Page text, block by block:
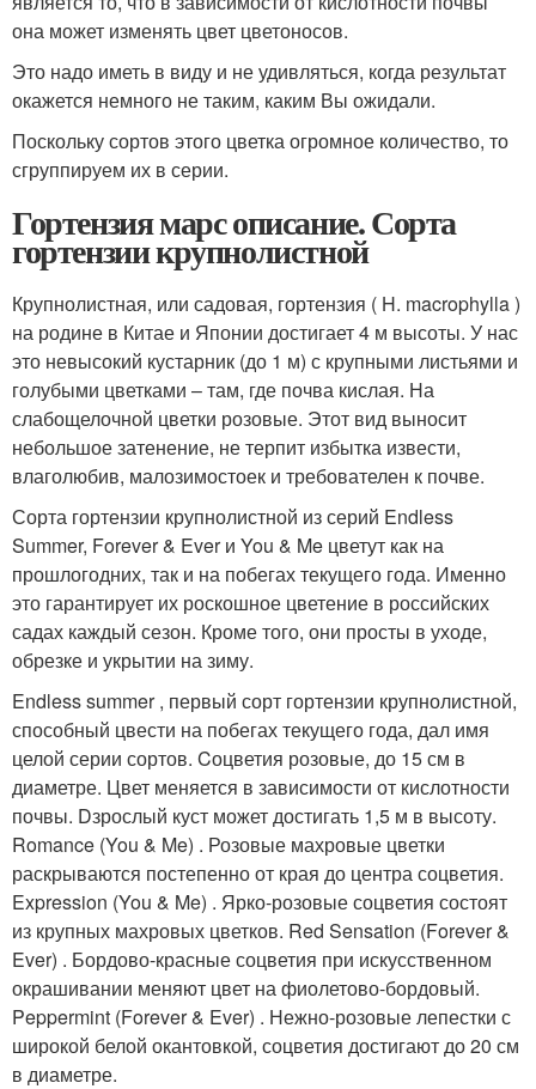
она может изменять цвет цветоносов.
Это надо иметь в виду и не удивляться, когда результат
окажется немного не таким, каким Вы ожидали.
Поскольку сортов этого цветка огромное количество, то
сгруппируем их в серии.
Гортензия марс описание. Сорта
гортензии крупнолистной
Крупнолистная, или садовая, гортензия ( H. macrophylla )
на родине в Китае и Японии достигает 4 м высоты. У нас
это невысокий кустарник (до 1 м) с крупными листьями и
голубыми цветками – там, где почва кислая. На
слабощелочной цветки розовые. Этот вид выносит
небольшое затенение, не терпит избытка извести,
влаголюбив, малозимостоек и требователен к почве.
Сорта гортензии крупнолистной из серий Endless
Summer, Forever & Ever и You & Me цветут как на
прошлогодних, так и на побегах текущего года. Именно
это гарантирует их роскошное цветение в российских
садах каждый сезон. Кроме того, они просты в уходе,
обрезке и укрытии на зиму.
Endless summer , первый сорт гортензии крупнолистной,
способный цвести на побегах текущего года, дал имя
целой серии сортов. Cоцветия розовые, до 15 см в
диаметре. Цвет меняется в зависимости от кислотности
почвы. Dзрослый куст может достигать 1,5 м в высоту.
Romance (You & Me) . Розовые махровые цветки
раскрываются постепенно от края до центра соцветия.
Expression (You & Me) . Ярко-розовые соцветия состоят
из крупных махровых цветков. Red Sensation (Forever &
Ever) . Бордово-красные соцветия при искусственном
окрашивании меняют цвет на фиолетово-бордовый.
Peppermint (Forever & Ever) . Нежно-розовые лепестки с
широкой белой окантовкой, соцветия достигают до 20 см
в диаметре.